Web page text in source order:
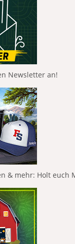
Newsletter an!
& mehr: Holt euch